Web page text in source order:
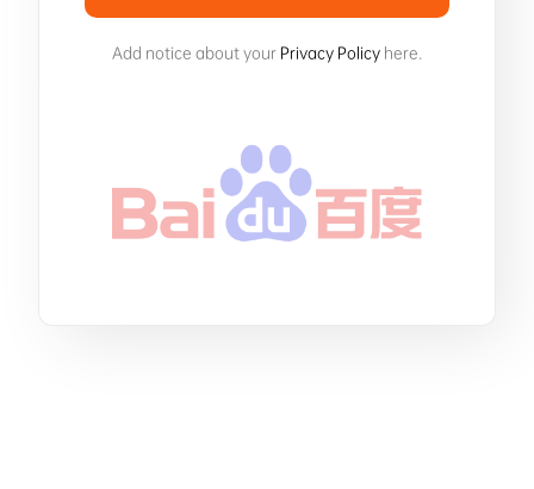
Add notice about your Privacy Policy here.